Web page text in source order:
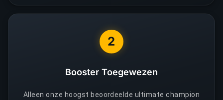
2
Booster Toegewezen
Alleen onze hoogst beoordeelde ultimate champion